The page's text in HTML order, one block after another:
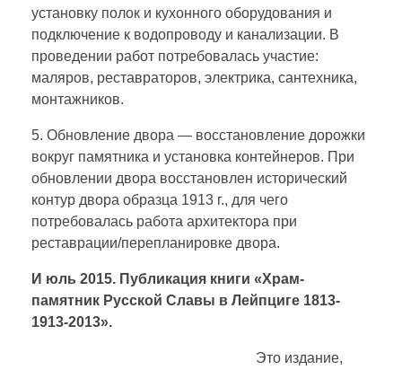
установку полок и кухонного оборудования и
подключение к водопроводу и канализации. В
проведении работ потребовалась участие:
маляров, реставраторов, электрика, сантехника,
монтажников.
5. Обновление двора — восстановление дорожки
вокруг памятника и установка контейнеров. При
обновлении двора восстановлен исторический
контур двора образца 1913 г., для чего
потребовалась работа архитектора при
реставрации/перепланировке двора.
И юль 2015. Публикация книги «Храм-
памятник Русской Славы в Лейпциге 1813-
1913-2013».
Это издание,